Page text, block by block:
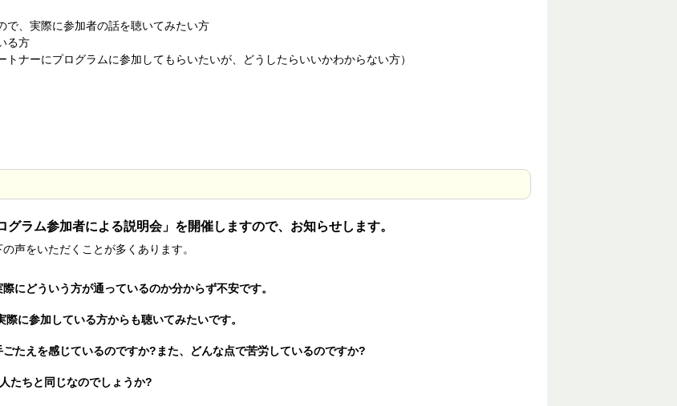
で、実際に参加者の話を聴いてみたい方
る方
ナーにプログラムに参加してもらいたいが、どうしたらいいかわからない方）
ラム参加者による説明会」を開催しますので、お知らせします。
声をいただくことが多くあります。
にどういう方が通っているのか分からず不安です。
に参加している方からも聴いてみたいです。
たえを感じているのですか?また、どんな点で苦労しているのですか?
たちと同じなのでしょうか?